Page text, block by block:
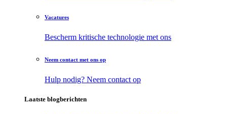
Vacatures
Bescherm kritische technologie met ons
Neem contact met ons op
Hulp nodig? Neem contact op
Laatste blogberichten